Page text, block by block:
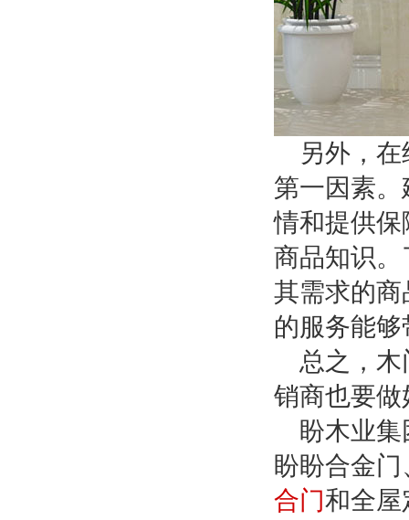
另外，
第一因素
情和提供保
商品知识
其需求的
的服务能
总之，
销商也要
盼木业
盼盼合金门
合门和全屋